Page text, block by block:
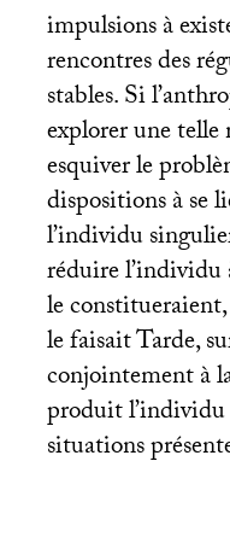
impulsions à
rencontres des
stables. Si
explorer une
esquiver le
dispositions à se
l’individu
réduire l’individu
le
le faisait Tarde,
conjointement à
produit
situations